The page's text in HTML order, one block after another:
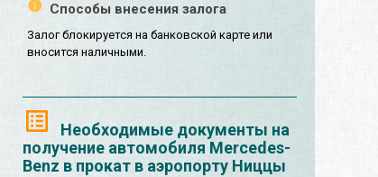
Способы внесения залога
Залог блокируется на банковской карте или
вносится наличными.
Необходимые документы на
получение автомобиля Mercedes-
Benz в прокат в аэропорту Ниццы